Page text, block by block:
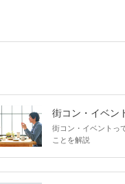
街コン・イベン
街コン・イベントっ
ことを解説